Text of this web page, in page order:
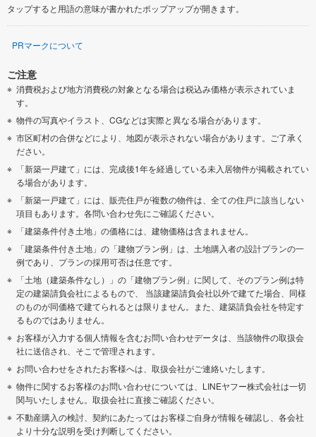
タップすると用語の意味が書かれたポップアップが開きます。
PRマークについて
ご注意
消費税および地方消費税の対象となる場合は税込み価格が表示されていま
す。
物件の写真やイラスト、CGなどは実際と異なる場合があります。
市区町村の合併などにより、地図が表示されない場合があります。ご了承く
ださい。
「新築一戸建て」には、完成後1年を経過している未入居物件が掲載されてい
る場合があります。
「新築一戸建て」には、販売住戸が複数の物件は、全ての住戸に該当しない
項目もあります。各問い合わせ先にご確認ください。
「建築条件付き土地」の価格には、建物価格は含まれません。
「建築条件付き土地」の「建物プラン例」は、土地購入者の設計プランの一
例であり、プランの採用可否は任意です。
「土地（建築条件なし）」の「建物プラン例」に関して、そのプラン例は特
定の建築請負会社によるもので、 当該建築請負会社以外で建てた場合、同様
のものが同価格で建てられるとは限りません。また、建築請負会社を特定す
るものではありません。
お客様が入力する個人情報を含むお問い合わせデータは、当該物件の取扱会
社に送信され、そこで管理されます。
お問い合わせをされたお客様へは、取扱会社がご連絡いたします。
物件に関するお客様のお問い合わせについては、LINEヤフー株式会社は一切
関与いたしません。取扱会社に直接ご確認ください。
不動産購入の検討、契約にあたってはお客様ご自身が情報を確認し、各会社
より十分な説明を受け判断してください。